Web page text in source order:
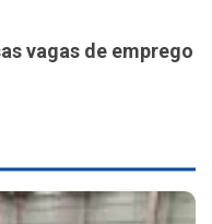
vagas de emprego